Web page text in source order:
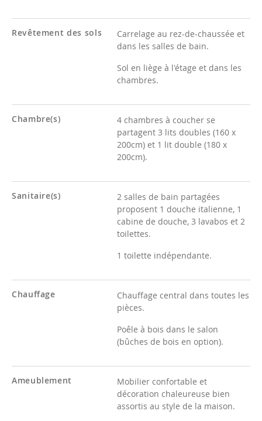
Revêtement des sols
Carrelage au rez-de-chaussée et
dans les salles de bain.
Sol en liège à l'étage et dans les
chambres.
Chambre(s)
4 chambres à coucher se
partagent 3 lits doubles (160 x
200cm) et 1 lit double (180 x
200cm).
Sanitaire(s)
2 salles de bain partagées
proposent 1 douche italienne, 1
cabine de douche, 3 lavabos et 2
toilettes.
1 toilette indépendante.
Chauffage
Chauffage central dans toutes les
pièces.
Poêle à bois dans le salon
(bûches de bois en option).
Ameublement
Mobilier confortable et
décoration chaleureuse bien
assortis au style de la maison.